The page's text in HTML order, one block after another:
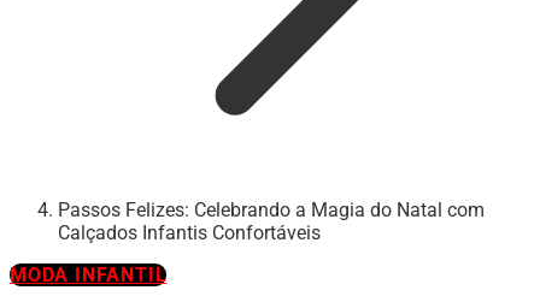
Passos Felizes: Celebrando a Magia do Natal com
Calçados Infantis Confortáveis
MODA INFANTIL